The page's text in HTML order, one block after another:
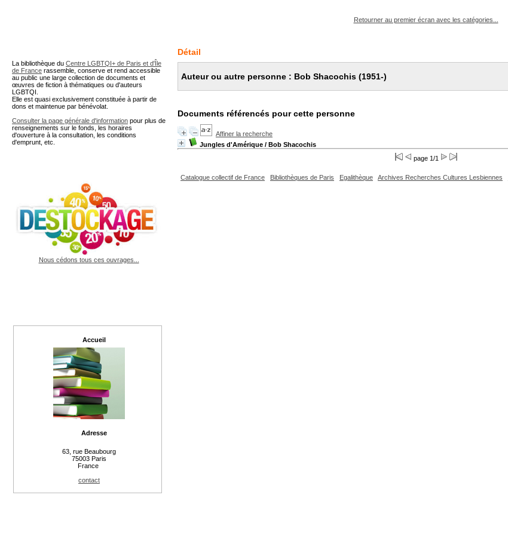
Retourner au premier écran avec les catégories...
Détail
Auteur ou autre personne : Bob Shacochis (1951-)
Documents référencés pour cette personne
Affiner la recherche
Jungles d'Amérique / Bob Shacochis
page 1/1
Catalogue collectif de France Bibliothèques de Paris Egalithèque Archives Recherches Cultures Lesbiennes
La bibliothèque du Centre LGBTQI+ de Paris et d'Île
de France rassemble, conserve et rend accessible
au public une large collection de documents et
œuvres de fiction à thématiques ou d'auteurs
LGBTQI.
Elle est quasi exclusivement constituée à partir de
dons et maintenue par bénévolat.
Consulter la page générale d'information pour plus de
renseignements sur le fonds, les horaires
d'ouverture à la consultation, les conditions
d'emprunt, etc.
Nous cédons tous ces ouvrages...
Accueil
Adresse
63, rue Beaubourg
75003 Paris
France
contact